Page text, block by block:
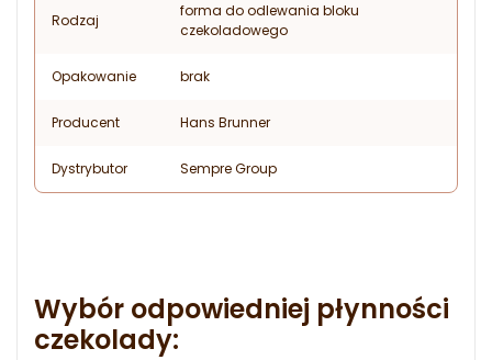
Rodzaj
forma do odlewania bloku
czekoladowego
Opakowanie brak
Producent Hans Brunner
Dystrybutor Sempre Group
Wybór odpowiedniej płynności
czekolady: